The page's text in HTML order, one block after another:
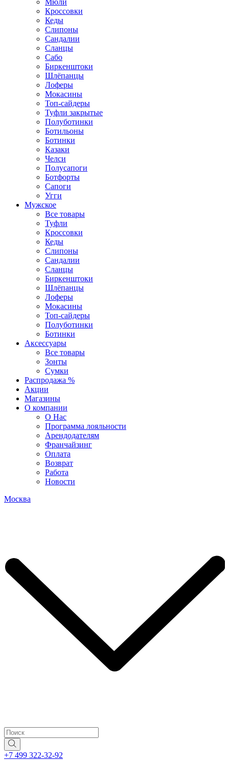
Мюли
Кроссовки
Кеды
Слипоны
Сандалии
Сланцы
Сабо
Биркенштоки
Шлёпанцы
Лоферы
Мокасины
Топ-сайдеры
Туфли закрытые
Полуботинки
Ботильоны
Ботинки
Казаки
Челси
Полусапоги
Ботфорты
Сапоги
Угги
Мужское
Все товары
Туфли
Кроссовки
Кеды
Слипоны
Сандалии
Сланцы
Биркенштоки
Шлёпанцы
Лоферы
Мокасины
Топ-сайдеры
Полуботинки
Ботинки
Аксессуары
Все товары
Зонты
Сумки
Распродажа %
Акции
Магазины
О компании
О Нас
Программа лояльности
Арендодателям
Франчайзинг
Оплата
Возврат
Работа
Новости
Москва
+7 499 322-32-92